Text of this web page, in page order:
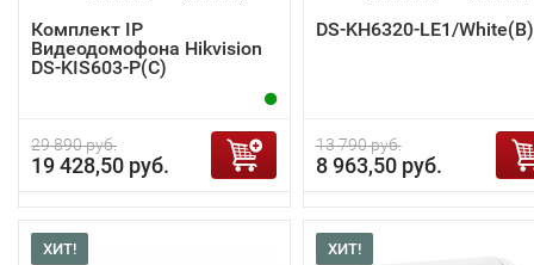
Комплект IP
Видеодомофона Hikvision
DS-KIS603-P(C)
29 890 руб.
19 428,50 руб.
DS-KH6320-LE1/White(B)
13 790 руб.
8 963,50 руб.
ХИТ! ХИТ!